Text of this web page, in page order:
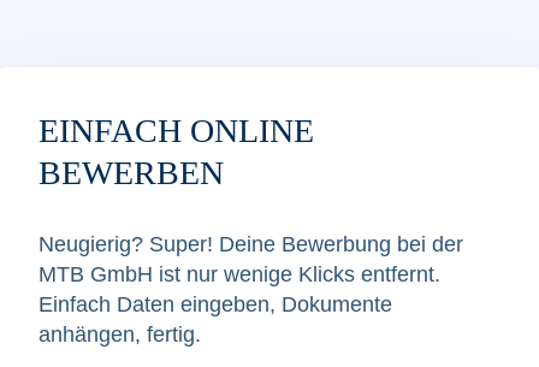
EINFACH ONLINE
BEWERBEN
Neugierig? Super! Deine Bewerbung bei der
MTB GmbH ist nur wenige Klicks entfernt.
Einfach Daten eingeben, Dokumente
anhängen, fertig.